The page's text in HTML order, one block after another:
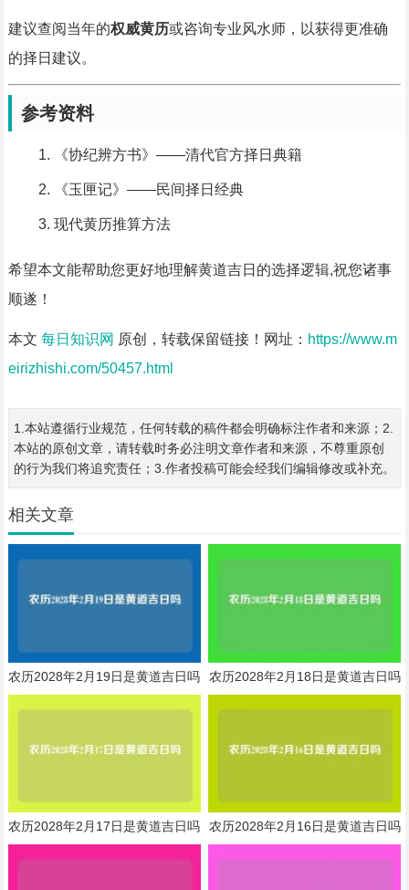
建议查阅当年的权威黄历或咨询专业风水师，以获得更准确
的择日建议。
参考资料
《协纪辨方书》——清代官方择日典籍
《玉匣记》——民间择日经典
现代黄历推算方法
希望本文能帮助您更好地理解黄道吉日的选择逻辑,祝您诸事
顺遂！
本文 每日知识网 原创，转载保留链接！网址： https://www.m
eirizhishi.com/50457.html
1.本站遵循行业规范，任何转载的稿件都会明确标注作者和来源；2.
本站的原创文章，请转载时务必注明文章作者和来源，不尊重原创
的行为我们将追究责任；3.作者投稿可能会经我们编辑修改或补充。
相关文章
农历2028年2月19日是黄道吉日吗 农历2028年2月18日是黄道吉日吗
农历2028年2月17日是黄道吉日吗 农历2028年2月16日是黄道吉日吗